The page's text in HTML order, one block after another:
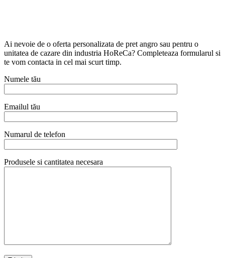
Ai nevoie de o oferta personalizata de pret angro sau pentru o
unitatea de cazare din industria HoReCa? Completeaza formularul si
te vom contacta in cel mai scurt timp.
Numele tău
Emailul tău
Numarul de telefon
Produsele si cantitatea necesara